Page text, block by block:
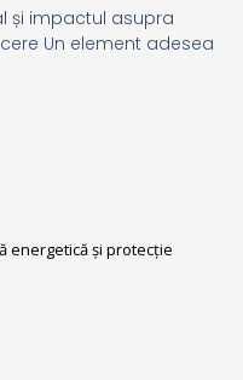
și impactul asupra
Un element adesea